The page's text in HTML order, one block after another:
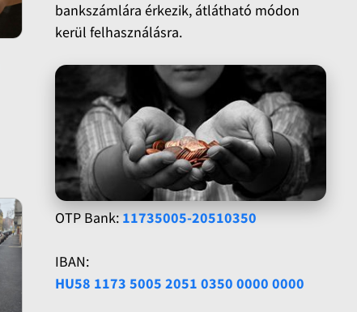
bankszámlára érkezik, átlátható módon
kerül felhasználásra.
OTP Bank: 11735005-20510350
IBAN:
HU58 1173 5005 2051 0350 0000 0000